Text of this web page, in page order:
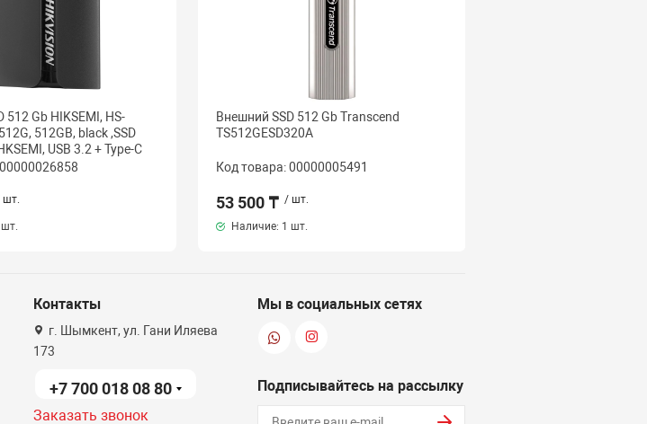
512 Gb HIKSEMI, HS-
512GB, black ,SSD
USB 3.2 + Type-C
шт.
Внешний SSD 512 Gb Transcend
TS512GESD320A
Код товара: 00000005491
53 500 ₸ / шт.
Наличие: 1 шт.
Контакты
г. Шымкент, ул. Гани Иляева
173
+7 700 018 08 80
Заказать звонок
Мы в социальных сетях
Подписывайтесь на рассылку